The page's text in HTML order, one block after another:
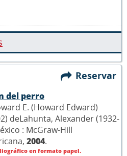
Reservar
del perro
E. (Howard Edward)
deLahunta, Alexander (1932-
: McGraw-Hill
2004.
en formato papel.